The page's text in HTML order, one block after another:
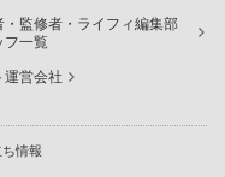
・監修者・ライフィ編集部
フ一覧
運営会社
情報